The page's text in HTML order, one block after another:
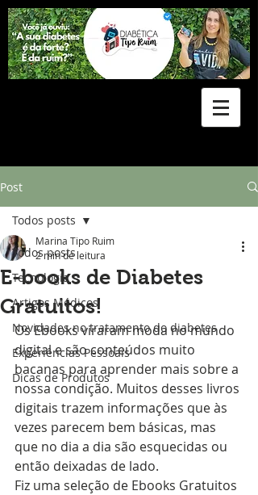
Post
Todos posts
Tecnologia
Artigos Médicos
Novidades no tratamento do diabetes
Experiências Pessoais
Dicas de Produtos
Todos posts
E-books de Diabetes
Gratuitos!
Marina Tipo Ruim
2 min de leitura
Os Ebooks viraram moda no mundo
digital e são conteúdos muito
bacanas para aprender mais sobre a
nossa condição. Muitos desses livros
digitais trazem informações que às
vezes parecem bem básicas, mas
que no dia a dia são esquecidas ou
então deixadas de lado.
Fiz uma seleção de Ebooks Gratuitos